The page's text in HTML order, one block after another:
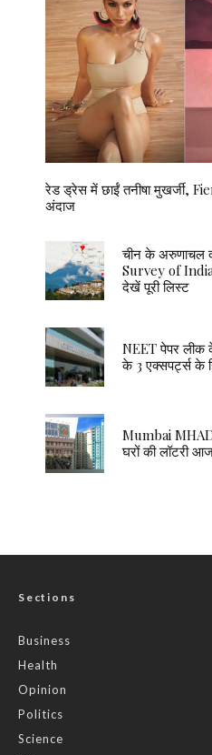
रेड ड्रेस में छाईं तनीषा मुखर्जी,
अंदाज
चीन के अरुणाचल
Survey of
देखें पूरी लिस्ट
NEET पेपर लीक
के 3 एक्सपर्ट्स के
Mumbai
घरों की लॉटरी
Sections
Business
Health
Opinion
Politics
Science